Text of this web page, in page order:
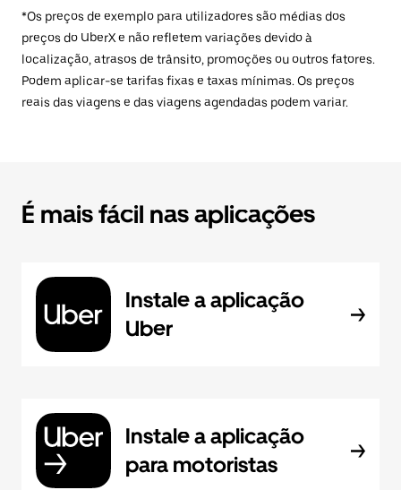
*Os preços de exemplo para utilizadores são médias dos
preços do UberX e não refletem variações devido à
localização, atrasos de trânsito, promoções ou outros fatores.
Podem aplicar-se tarifas fixas e taxas mínimas. Os preços
reais das viagens e das viagens agendadas podem variar.
É mais fácil nas aplicações
Instale a aplicação
Uber
Instale a aplicação
para motoristas